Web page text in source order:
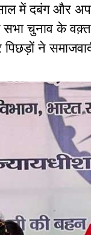
में दबंग और
चुनाव के वक़्त
ने